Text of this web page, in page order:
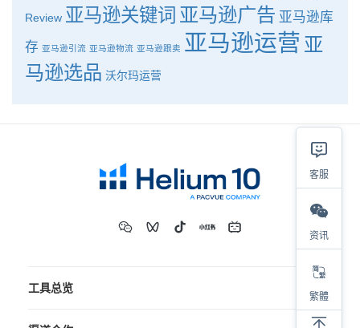
Review 亚马逊关键词 亚马逊广告 亚马逊库
存 亚马逊引流 亚马逊物流 亚马逊跟卖 亚马逊运营 亚
马逊选品 沃尔玛运营
工具总览
客服
资讯
繁體